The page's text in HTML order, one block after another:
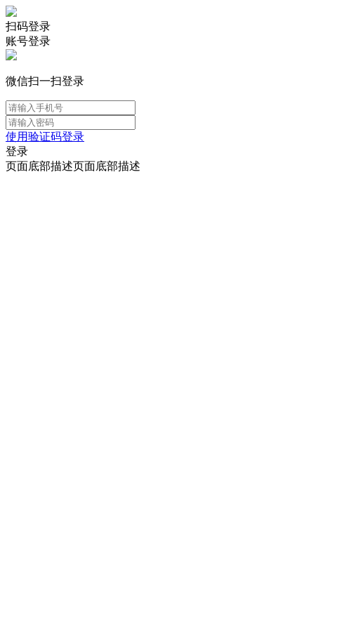
扫码登录
账号登录
微信扫一扫登录
使用验证码登录
登录
页面底部描述页面底部描述